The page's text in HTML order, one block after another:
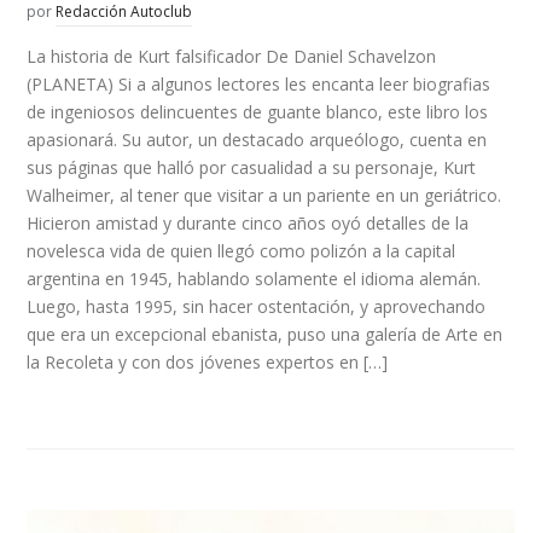
por Redacción Autoclub
La historia de Kurt falsificador De Daniel Schavelzon
(PLANETA) Si a algunos lectores les encanta leer biografias
de ingeniosos delincuentes de guante blanco, este libro los
apasionará. Su autor, un destacado arqueólogo, cuenta en
sus páginas que halló por casualidad a su personaje, Kurt
Walheimer, al tener que visitar a un pariente en un geriátrico.
Hicieron amistad y durante cinco años oyó detalles de la
novelesca vida de quien llegó como polizón a la capital
argentina en 1945, hablando solamente el idioma alemán.
Luego, hasta 1995, sin hacer ostentación, y aprovechando
que era un excepcional ebanista, puso una galería de Arte en
la Recoleta y con dos jóvenes expertos en […]